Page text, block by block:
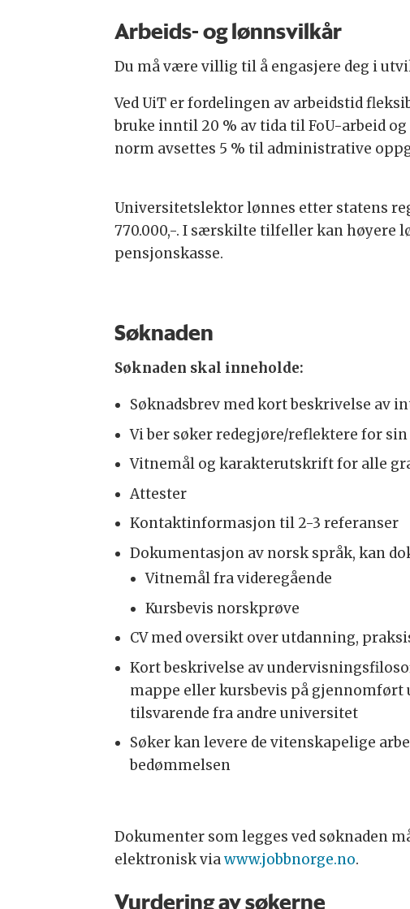
Arbeids- og lønnsvilkår
Du må være villig til å engasjere deg i
Ved UiT er fordelingen av arbeidstid
bruke inntil 20 % av tida til FoU-arbeid
norm avsettes 5 % til administrative
Universitetslektor lønnes etter statens
770.000,-. I særskilte tilfeller kan høyere
pensjonskasse.
Søknaden
Søknaden skal inneholde:
Søknadsbrev med kort beskrivelse av
Vi ber søker redegjøre/reflektere for
Vitnemål og karakterutskrift for alle
Attester
Kontaktinformasjon til 2-3 referanser
Dokumentasjon av norsk språk, kan
Vitnemål fra videregående
Kursbevis norskprøve
CV med oversikt over utdanning,
Kort beskrivelse av
mappe eller kursbevis på gjennomført
tilsvarende fra andre universitet
Søker kan levere de vitenskapelige
bedømmelsen
Dokumenter som legges ved søknaden
elektronisk viawww.jobbnorge.no.
Vurdering av søkerne